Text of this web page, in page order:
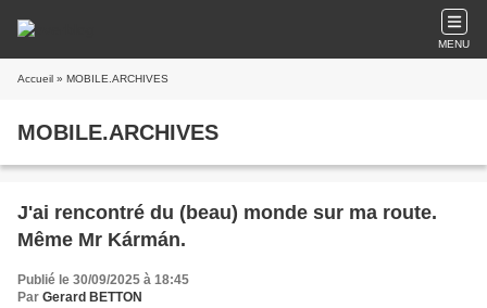
MENU
Accueil » MOBILE.ARCHIVES
MOBILE.ARCHIVES
J'ai rencontré du (beau) monde sur ma route.
Même Mr Kármán.
Publié le 30/09/2025 à 18:45
Par Gerard BETTON